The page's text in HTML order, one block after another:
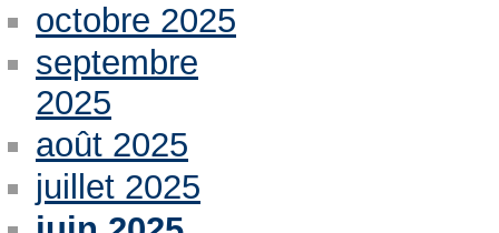
octobre 2025
septembre
2025
août 2025
juillet 2025